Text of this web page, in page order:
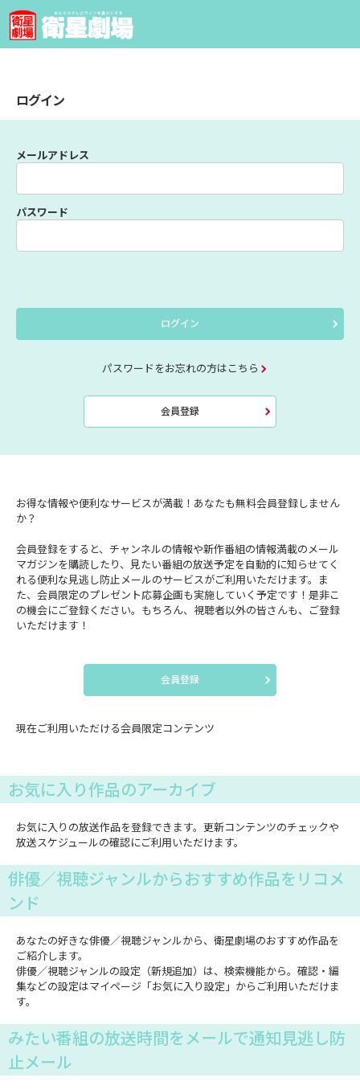
ログイン
メールアドレス
パスワード
ログイン
パスワードをお忘れの方はこちら
会員登録
お得な情報や便利なサービスが満載！あなたも無料会員登録しません
か？
会員登録をすると、チャンネルの情報や新作番組の情報満載のメール
マガジンを購読したり、見たい番組の放送予定を自動的に知らせてく
れる便利な見逃し防止メールのサービスがご利用いただけます。ま
た、会員限定のプレゼント応募企画も実施していく予定です！是非こ
の機会にご登録ください。もちろん、視聴者以外の皆さんも、ご登録
いただけます！
会員登録
現在ご利用いただける会員限定コンテンツ
お気に入り作品のアーカイブ
お気に入りの放送作品を登録できます。更新コンテンツのチェックや
放送スケジュールの確認にご利用いただけます。
俳優／視聴ジャンルからおすすめ作品をリコメ
ンド
あなたの好きな俳優／視聴ジャンルから、衛星劇場のおすすめ作品を
ご紹介します。
俳優／視聴ジャンルの設定（新規追加）は、検索機能から。確認・編
集などの設定はマイページ「お気に入り設定」からご利用いただけま
す。
みたい番組の放送時間をメールで通知見逃し防
止メール